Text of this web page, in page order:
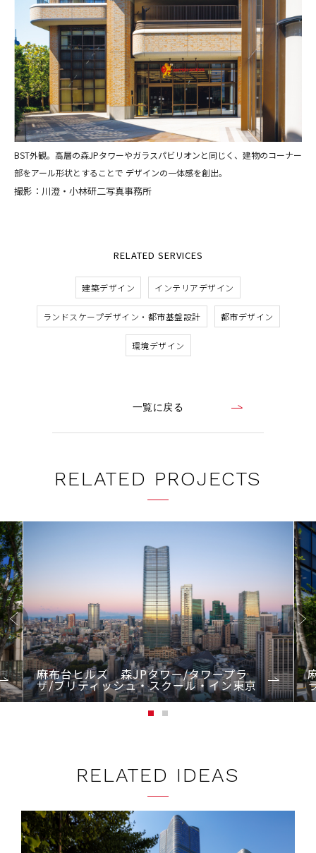
BST外観。高層の森JPタワーやガラスパビリオンと同じく、建物のコーナー
部をアール形状とすることで デザインの一体感を創出。
撮影：川澄・小林研二写真事務所
RELATED SERVICES
建築デザイン インテリアデザイン
ランドスケープデザイン・都市基盤設計 都市デザイン
環境デザイン
一覧に戻る
RELATED PROJECTS
Previo
us
麻布台ヒルズ 森JPタワー/タワープラ
ザ/ブリティッシュ・スクール・イン東京
Next
RELATED IDEAS